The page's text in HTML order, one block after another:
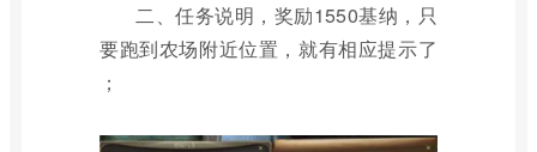
二、任务说明，奖励1550基纳，只
要跑到农场附近位置，就有相应提示了
；